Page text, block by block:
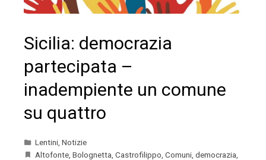
Sicilia: democrazia
partecipata –
inadempiente un comune
su quattro
Lentini Notizie
Altofonte Bolognetta Castrofilippo Comuni democrazia